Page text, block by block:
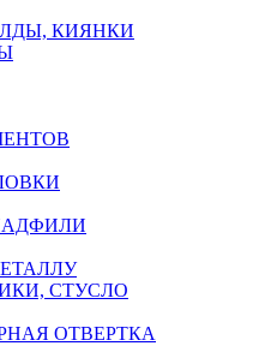
КИЯНКИ
СТУСЛО
ОТВЕРТКА